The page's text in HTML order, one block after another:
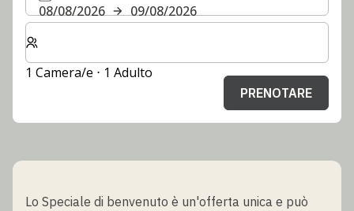
08/08/2026
09/08/2026
Selezionare il numero di camere e di ospiti per il
1 Camera/e ⋅ 1 Adulto
PRENOTARE
Lo Speciale di benvenuto è un'offerta unica e può